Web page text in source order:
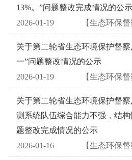
13%。”问题整改完成情况的公示
2026-01-19
【生态环保督
关于第二轮省生态环境保护督
一”问题整改情况的公示
2026-01-19
【生态环保督
关于第二轮省生态环境保护督
测系统队伍综合能力不强，结构
题整改完成情况的公示
2026-01-16
【生态环保督